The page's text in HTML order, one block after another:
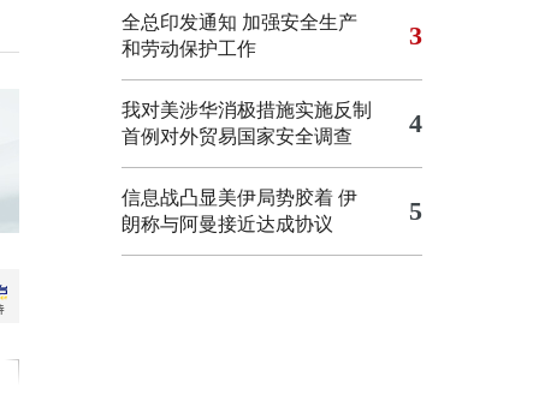
全总印发通知 加强安全生产
和劳动保护工作
3
我对美涉华消极措施实施反制
首例对外贸易国家安全调查
4
信息战凸显美伊局势胶着 伊
朗称与阿曼接近达成协议
5